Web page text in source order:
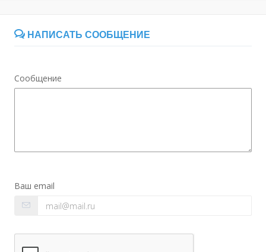
НАПИСАТЬ СООБЩЕНИЕ
Сообщение
Ваш email